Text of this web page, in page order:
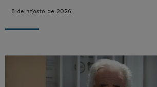
8 de agosto de 2026